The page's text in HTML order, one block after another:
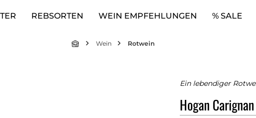
REBSORTEN WEIN EMPFEHLUNGEN % SALE
Wein Rotwein
Ein lebendiger
Hogan